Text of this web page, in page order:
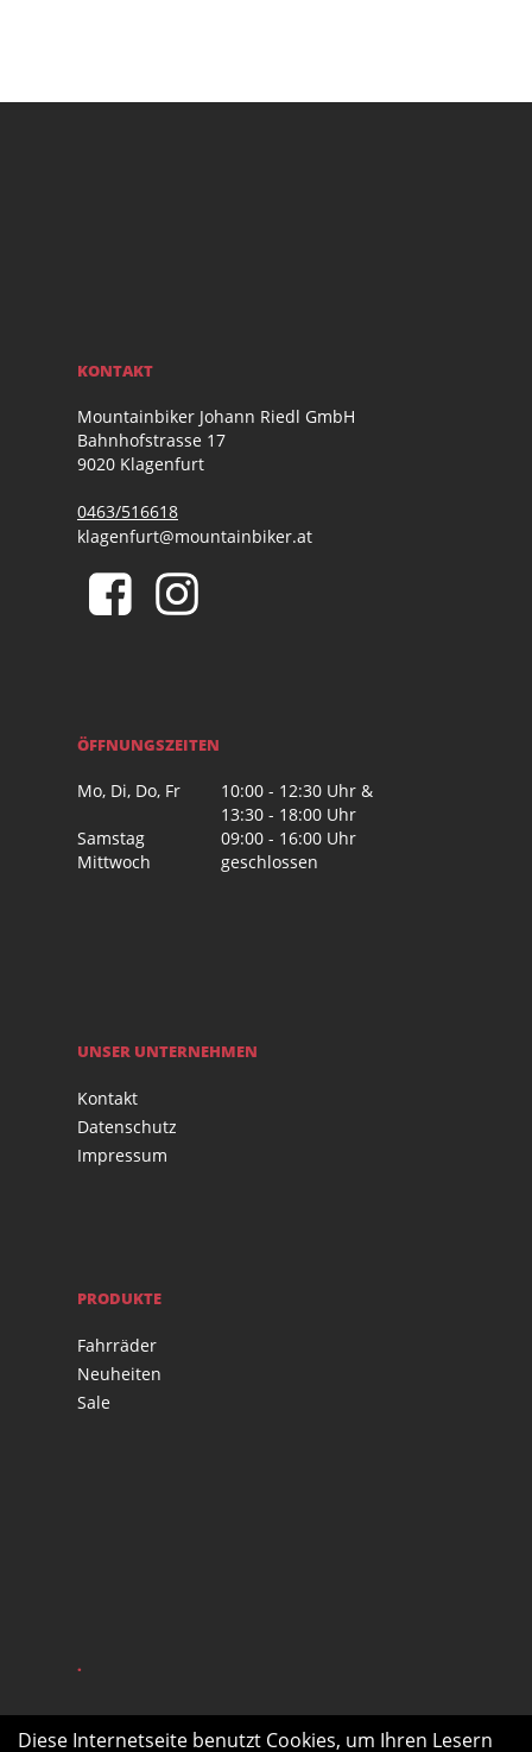
KONTAKT
Mountainbiker Johann Riedl GmbH
Bahnhofstrasse 17
9020 Klagenfurt
0463/516618
klagenfurt@mountainbiker.at
ÖFFNUNGSZEITEN
Mo, Di, Do, Fr
10:00 - 12:30 Uhr &
13:30 - 18:00 Uhr
Samstag
09:00 - 16:00 Uhr
Mittwoch
geschlossen
UNSER UNTERNEHMEN
Kontakt
Datenschutz
Impressum
PRODUKTE
Fahrräder
Neuheiten
Sale
.
Diese Internetseite benutzt Cookies, um Ihren Lesern